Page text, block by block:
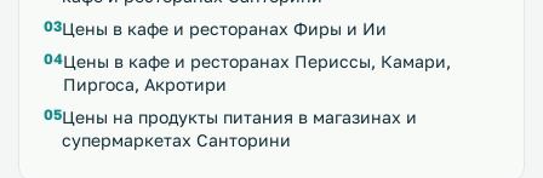
Цены в кафе и ресторанах Фиры и Ии
Цены в кафе и ресторанах Периссы, Камари,
Пиргоса, Акротири
Цены на продукты питания в магазинах и
супермаркетах Санторини